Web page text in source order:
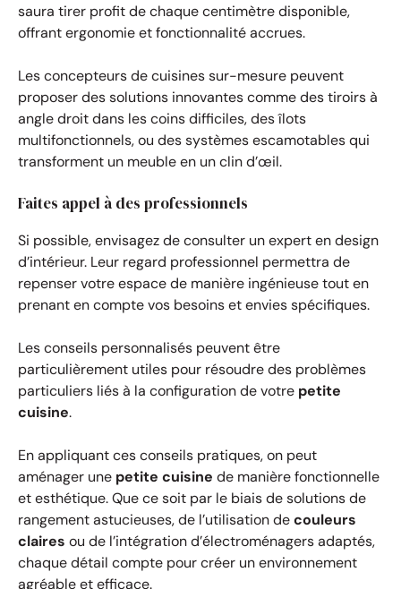
saura tirer profit de chaque centimètre disponible,
offrant ergonomie et fonctionnalité accrues.
Les concepteurs de cuisines sur-mesure peuvent
proposer des solutions innovantes comme des tiroirs à
angle droit dans les coins difficiles, des îlots
multifonctionnels, ou des systèmes escamotables qui
transforment un meuble en un clin d’œil.
Faites appel à des professionnels
Si possible, envisagez de consulter un expert en design
d’intérieur. Leur regard professionnel permettra de
repenser votre espace de manière ingénieuse tout en
prenant en compte vos besoins et envies spécifiques.
Les conseils personnalisés peuvent être
particulièrement utiles pour résoudre des problèmes
particuliers liés à la configuration de votre petite
cuisine.
En appliquant ces conseils pratiques, on peut
aménager une petite cuisine de manière fonctionnelle
et esthétique. Que ce soit par le biais de solutions de
rangement astucieuses, de l’utilisation decouleurs
claires ou de l’intégration d’électroménagers adaptés,
chaque détail compte pour créer un environnement
agréable et efficace.